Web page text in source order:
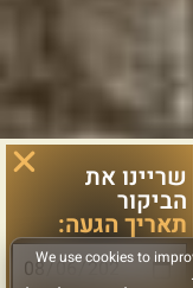
שריינו את
הביקור
תאריך הגעה: